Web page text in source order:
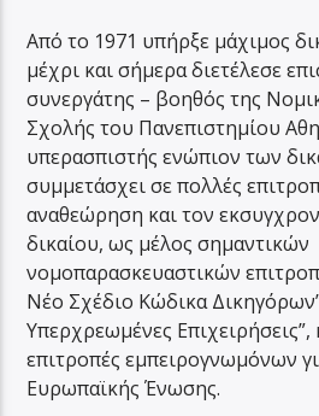
Από το 1971 υπήρξε μάχιμος
μέχρι και σήμερα διετέλεσε
συνεργάτης – βοηθός της
Σχολής του Πανεπιστημίου
υπερασπιστής ενώπιον των
συμμετάσχει σε πολλές
αναθεώρηση και τον
δικαίου, ως μέλος σημαντικών
νομοπαρασκευαστικών
Νέο Σχέδιο Κώδικα Δικηγόρων”
Υπερχρεωμένες
επιτροπές εμπειρογνωμόνων
Ευρωπαϊκής Ένωσης.